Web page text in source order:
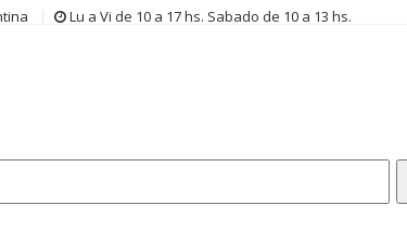
Lu a Vi de 10 a 17 hs. Sabado de 10 a 13 hs.